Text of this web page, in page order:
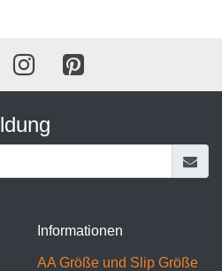
Informationen
AA Größe und Slip Größe